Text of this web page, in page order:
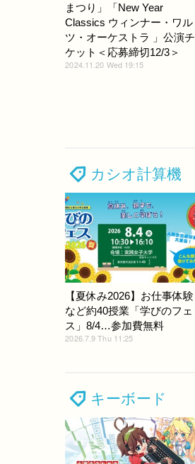
まつり」「New Year
Classics ウィンナー・ワル
ツ・オーケストラ 」公演チ
ケット＜応募締切12/3＞
2024.11.20 Wed 19:15
カシオ計算機
【夏休み2026】お仕事体験
など約40授業「学びのフェ
ス」8/4…参加費無料
2026.7.9 Thu 11:25
キーボード